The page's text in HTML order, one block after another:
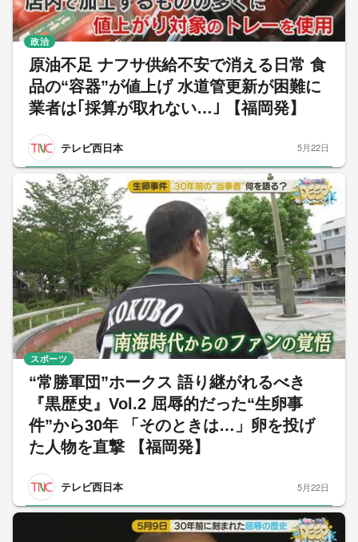
原油不足 ナフサ供給不安で消える日常 食
品の“容器”が値上げ 水道管更新が困難に
業者は｢採算が取れない…｣ 【福岡発】
テレビ西日本
政治
5月22日
“常勝軍団”ホークス 語り継がれるべき
『黒歴史』Vol.2 屈辱的だった“生卵事
件”から30年 「そのときは…」卵を投げ
た人物を直撃 【福岡発】
テレビ西日本
スポーツ
5月22日